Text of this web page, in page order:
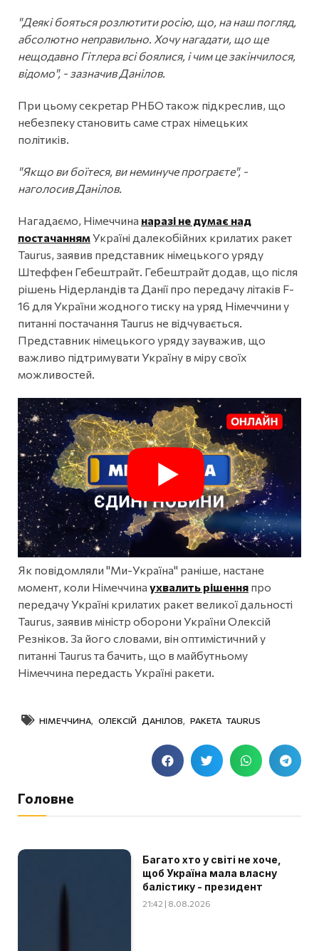
"Деякі бояться розлютити росію, що, на наш погляд,
абсолютно неправильно. Хочу нагадати, що ще
нещодавно Гітлера всі боялися, і чим це закінчилося,
відомо", - зазначив Данілов.
При цьому секретар РНБО також підкреслив, що
небезпеку становить саме страх німецьких
політиків.
"Якщо ви боїтеся, ви неминуче програєте", -
наголосив Данілов.
Нагадаємо, Німеччина наразі не думає над
постачанням Україні далекобійних крилатих ракет
Taurus, заявив представник німецького уряду
Штеффен Гебештрайт. Гебештрайт додав, що після
рішень Нідерландів та Данії про передачу літаків F-
16 для України жодного тиску на уряд Німеччини у
питанні постачання Taurus не відчувається.
Представник німецького уряду зауважив, що
важливо підтримувати Україну в міру своїх
можливостей.
Як повідомляли "Ми-Україна" раніше, настане
момент, коли Німеччина ухвалить рішення про
передачу Україні крилатих ракет великої дальності
Taurus, заявив міністр оборони України Олексій
Резніков. За його словами, він оптимістичний у
питанні Taurus та бачить, що в майбутньому
Німеччина передасть Україні ракети.
НІМЕЧЧИНА ОЛЕКСІЙ ДАНІЛОВ РАКЕТА TAURUS
Головне
Багато хто у світі не хоче,
щоб Україна мала власну
балістику - президент
21:42 | 8.08.2026